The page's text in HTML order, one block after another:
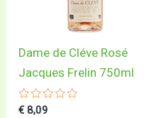
Dame de Cléve Rosé
Jacques Frelin 750ml
Gewaardeerd
€ 8,09